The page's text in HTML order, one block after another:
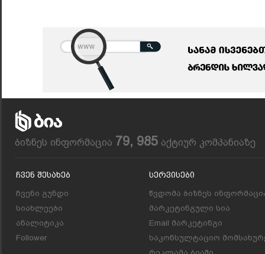
ბიზნეს ინფორმაცია 79, 985 აქტიურ კომპანიაზე
Ჩვენ Შესახებ
ჩვენი გუნდი
სიახლეები
ანალიტიკა
Follower
Სერვისები
წვდომა ბიზნეს
მარკეტინგული სია
Email მარკეტინგი
საკონსულტაციო